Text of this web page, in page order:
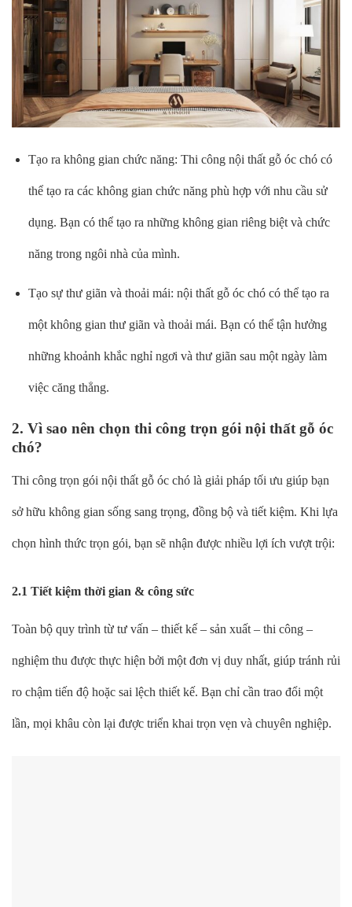
Tạo ra không gian chức năng: Thi công nội thất gỗ óc chó có
thể tạo ra các không gian chức năng phù hợp với nhu cầu sử
dụng. Bạn có thể tạo ra những không gian riêng biệt và chức
năng trong ngôi nhà của mình.
Tạo sự thư giãn và thoải mái: nội thất gỗ óc chó có thể tạo ra
một không gian thư giãn và thoải mái. Bạn có thể tận hưởng
những khoảnh khắc nghỉ ngơi và thư giãn sau một ngày làm
việc căng thẳng.
2. Vì sao nên chọn thi công trọn gói nội thất gỗ óc
chó?
Thi công trọn gói nội thất gỗ óc chó là giải pháp tối ưu giúp bạn
sở hữu không gian sống sang trọng, đồng bộ và tiết kiệm. Khi lựa
chọn hình thức trọn gói, bạn sẽ nhận được nhiều lợi ích vượt trội:
2.1 Tiết kiệm thời gian & công sức
Toàn bộ quy trình từ tư vấn – thiết kế – sản xuất – thi công –
nghiệm thu được thực hiện bởi một đơn vị duy nhất, giúp tránh rủi
ro chậm tiến độ hoặc sai lệch thiết kế. Bạn chỉ cần trao đổi một
lần, mọi khâu còn lại được triển khai trọn vẹn và chuyên nghiệp.